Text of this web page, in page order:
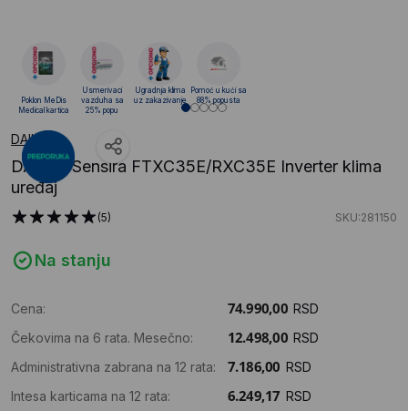
DAIKIN
DAIKIN Sensira FTXC35E/RXC35E Inverter klima
uređaj
(5) SKU:281150
Na stanju
Cena:
RSD
Čekovima na 6 rata. Mesečno:
RSD
Administrativna zabrana na 12 rata:
RSD
Intesa karticama na 12 rata:
RSD
Poklon MeDis
Medical kartica
Usmerivaci
vazduha sa
25% popu
Ugradnja klima
uz zakazivanje
Pomoć u kući sa
88% popusta